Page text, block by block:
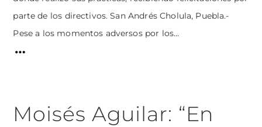
parte de los directivos. San Andrés Cholula, Puebla.-
Pese a los momentos adversos por los...
Moisés Aguilar: “En